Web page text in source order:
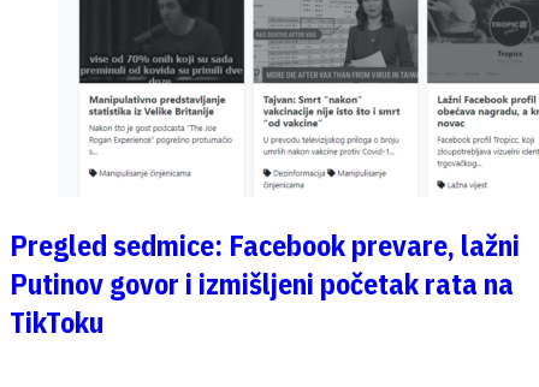
Pregled sedmice: Facebook prevare, lažni
Putinov govor i izmišljeni početak rata na
TikToku